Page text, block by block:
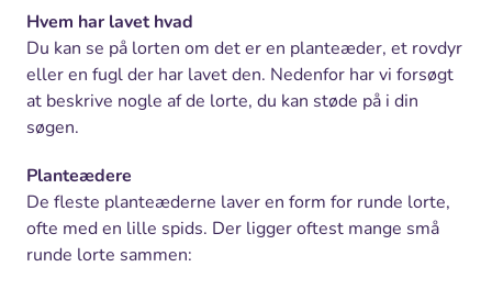
Hvem har lavet hvad
Du kan se på lorten om det er en planteæder, et rovdyr
eller en fugl der har lavet den. Nedenfor har vi forsøgt
at beskrive nogle af de lorte, du kan støde på i din
søgen.
Planteædere
De fleste planteæderne laver en form for runde lorte,
ofte med en lille spids. Der ligger oftest mange små
runde lorte sammen: